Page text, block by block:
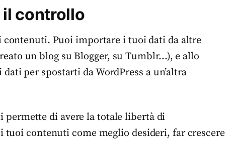
il controllo
Puoi importare i tuoi dati da altre
un blog su Blogger, su Tumblr…), e allo
per spostarti da WordPress a un’altra
di avere la totale libertà di
contenuti come meglio desideri, far crescere